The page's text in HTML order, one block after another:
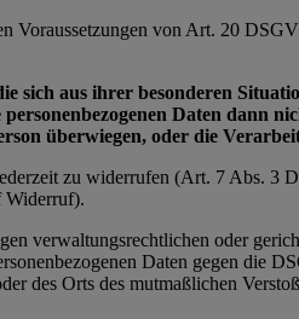
Voraussetzungen von Art. 20
sich aus ihrer besonderen
Daten dann
überwiegen, oder die
zu widerrufen (Art. 7 Abs.
Widerruf).
verwaltungsrechtlichen oder
Daten gegen
des Orts des mutmaßlichen